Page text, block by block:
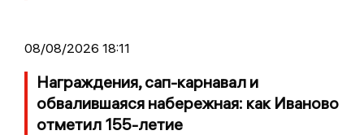
08/08/2026 18:11
Награждения, сап-карнавал и
обвалившаяся набережная: как Иваново
отметил 155-летие